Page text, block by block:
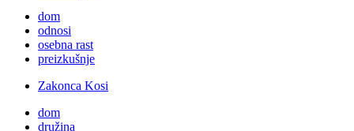
dom
odnosi
osebna rast
preizkušnje
Zakonca Kosi
dom
družina